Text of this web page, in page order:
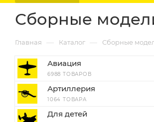
Сборные
Главная — Каталог — Сборные
Авиация
6988 ТОВАРОВ
Артиллерия
1064 ТОВАРА
Для детей